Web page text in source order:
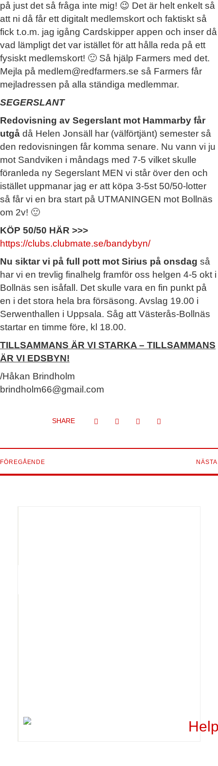
på just det så fråga inte mig! 😉 Det är helt enkelt så
att ni då får ett digitalt medlemskort och faktiskt så
fick t.o.m. jag igång Cardskipper appen och inser då
vad lämpligt det var istället för att hålla reda på ett
fysiskt medlemskort! 🙂 Så hjälp Farmers med det.
Mejla på medlem@redfarmers.se så Farmers får
mejladressen på alla ständiga medlemmar.
SEGERSLANT
Redovisning av Segerslant mot Hammarby får
utgå då Helen Jonsäll har (välförtjänt) semester så
den redovisningen får komma senare. Nu vann vi ju
mot Sandviken i måndags med 7-5 vilket skulle
föranleda ny Segerslant MEN vi står över den och
istället uppmanar jag er att köpa 3-5st 50/50-lotter
så får vi en bra start på UTMANINGEN mot Bollnäs
om 2v! 🙂
KÖP 50/50 HÄR >>>
https://clubs.clubmate.se/bandybyn/
Nu siktar vi på full pott mot Sirius på onsdag så
har vi en trevlig finalhelg framför oss helgen 4-5 okt i
Bollnäs sen isåfall. Det skulle vara en fin punkt på
en i det stora hela bra försäsong. Avslag 19.00 i
Serwenthallen i Uppsala. Såg att Västerås-Bollnäs
startar en timme före, kl 18.00.
TILLSAMMANS ÄR VI STARKA – TILLSAMMANS
ÄR VI EDSBYN!
/Håkan Brindholm
brindholm66@gmail.com
SHARE
FÖREGÅENDE NÄSTA